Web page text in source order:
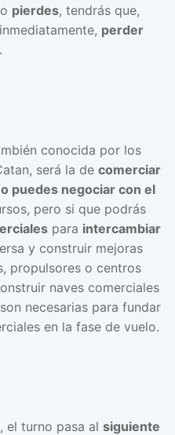
pierdes, tendrás que,
perder
.
conocida por los
será la de comerciar
puedes negociar con el
pero si que podrás
para intercambiar
y construir mejoras
propulsores o centros
naves comerciales
necesarias para fundar
en la fase de vuelo.
el turno pasa al siguiente